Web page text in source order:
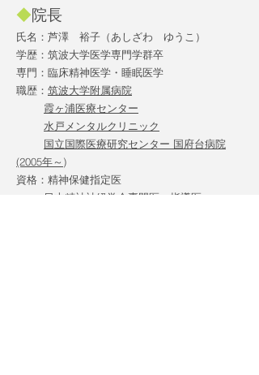
◆院長
氏名：芦澤 裕子（あしざわ ゆうこ）
学歴：筑波大学医学専門学群卒
専門：臨床精神医学・睡眠医学
職歴： 筑波大学附属病院
霞ヶ浦医療センター
水戸メンタルクリニック
国立国際医療研究センター 国府台病院
(2005年～)
資格：精神保健指定医
日本精神神経学会 専門医・指導医